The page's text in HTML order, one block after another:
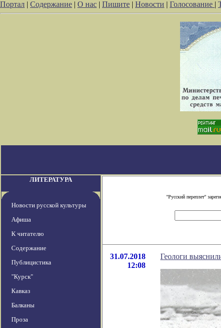
Портал | Содержание | О нас | Пишите | Новости | Голосование |
ЛИТЕРАТУРА
Новости русской культуры
Афиша
К читателю
Содержание
Публицистика
"Курск"
Кавказ
Балканы
Проза
"Русский переплет"
31.07.2018
12:08
Геологи